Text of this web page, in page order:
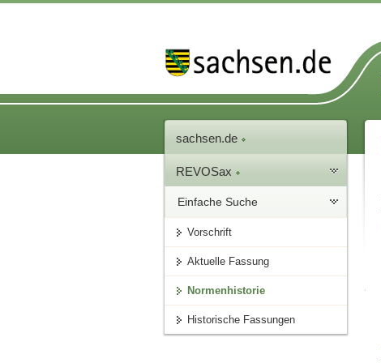
sachsen.de
REVOSax
Einfache Suche
Vorschrift
Aktuelle Fassung
Normenhistorie
Historische Fassungen